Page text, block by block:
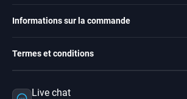
Informations sur la commande
Termes et conditions
Live chat